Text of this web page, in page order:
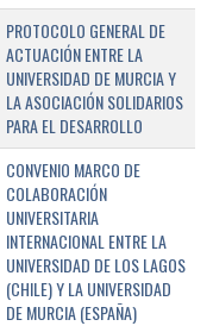
PROTOCOLO GENERAL DE
ACTUACIÓN ENTRE LA
UNIVERSIDAD DE MURCIA Y
LA ASOCIACIÓN SOLIDARIOS
PARA EL DESARROLLO
CONVENIO MARCO DE
COLABORACIÓN
UNIVERSITARIA
INTERNACIONAL ENTRE LA
UNIVERSIDAD DE LOS LAGOS
(CHILE) Y LA UNIVERSIDAD
DE MURCIA (ESPAÑA)